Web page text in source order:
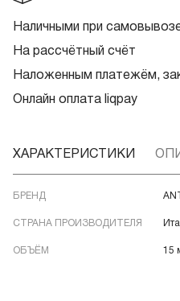
Наличными при
На рассчётный счёт
Наложенным платежём,
Онлайн оплата liqpay
ХАРАКТЕРИСТИКИ
БРЕНД
СТРАНА ПРОИЗВОДИТЕЛЯ
ОБЪЁМ 15